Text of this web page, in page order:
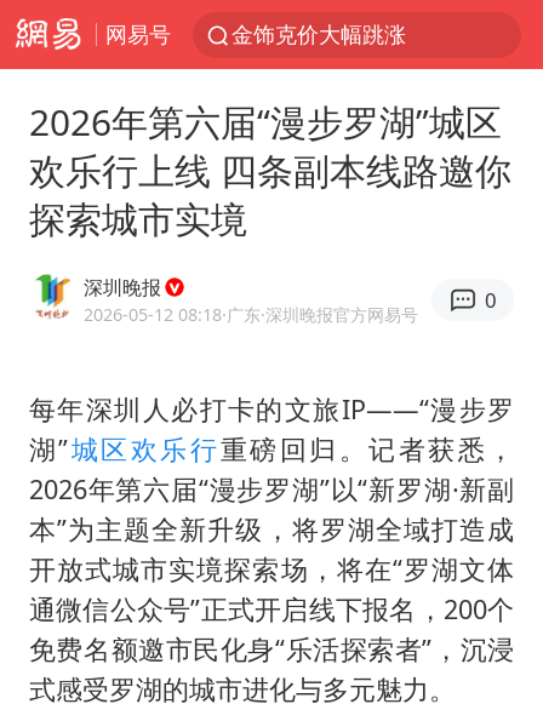
网易号
金饰克价大幅跳涨
台风“白海豚”影响中国已成定局
郑国霖回应去景区上班被保安拦下
律师称“梅姨”若满75岁或不适用死刑
“梅姨”准确年龄仍未知
南昌一规划馆现“阴间座椅”字样
沪指震荡反弹涨0.57%
41岁女子为鼓励女儿考上985研究生
上海一酒店房间爬满床虱 住客反被怼
曝侯明昊违反交规被约谈
“事业单位招聘不是人情买卖”
2026年第六届“漫步罗湖”城区
欢乐行上线 四条副本线路邀你
探索城市实境
深圳晚报
2026-05-12 08:18·广东·深圳晚报官方网易号
0
每年深圳人必打卡的文旅IP——“漫步罗
湖”城区欢乐行重磅回归。记者获悉，
2026年第六届“漫步罗湖”以“新罗湖·新副
本”为主题全新升级，将罗湖全域打造成
开放式城市实境探索场，将在“罗湖文体
通微信公众号”正式开启线下报名，200个
免费名额邀市民化身“乐活探索者”，沉浸
式感受罗湖的城市进化与多元魅力。